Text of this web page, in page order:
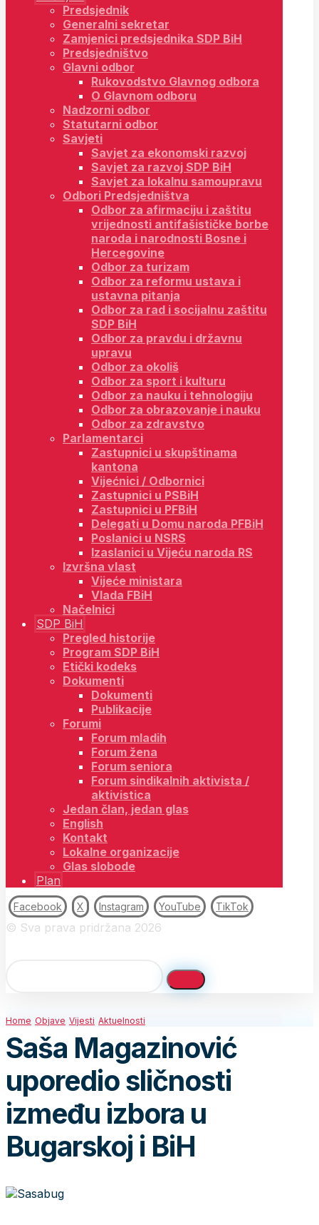
Predsjednik
Generalni sekretar
Zamjenici predsjednika SDP BiH
Predsjedništvo
Glavni odbor
Rukovodstvo Glavnog odbora
O Glavnom odboru
Nadzorni odbor
Statutarni odbor
Savjeti
Savjet za ekonomski razvoj
Savjet za razvoj SDP BiH
Savjet za lokalnu samoupravu
Odbori Predsjedništva
Odbor za afirmaciju i zaštitu
vrijednosti antifašističke borbe
naroda i narodnosti Bosne i
Hercegovine
Odbor za turizam
Odbor za reformu ustava i
ustavna pitanja
Odbor za rad i socijalnu zaštitu
SDP BiH
Odbor za pravdu i državnu
upravu
Odbor za okoliš
Odbor za sport i kulturu
Odbor za nauku i tehnologiju
Odbor za obrazovanje i nauku
Odbor za zdravstvo
Parlamentarci
Zastupnici u skupštinama
kantona
Vijećnici / Odbornici
Zastupnici u PSBiH
Zastupnici u PFBiH
Delegati u Domu naroda PFBiH
Poslanici u NSRS
Izaslanici u Vijeću naroda RS
Izvršna vlast
Vijeće ministara
Vlada FBiH
Načelnici
SDP BiH
Pregled historije
Program SDP BiH
Etički kodeks
Dokumenti
Dokumenti
Publikacije
Forumi
Forum mladih
Forum žena
Forum seniora
Forum sindikalnih aktivista /
aktivistica
Jedan član, jedan glas
English
Kontakt
Lokalne organizacije
Glas slobode
Plan
Facebook X Instagram YouTube TikTok
© Sva prava pridržana 2026
Home Objave Vijesti Aktuelnosti
Saša Magazinović
uporedio sličnosti
između izbora u
Bugarskoj i BiH